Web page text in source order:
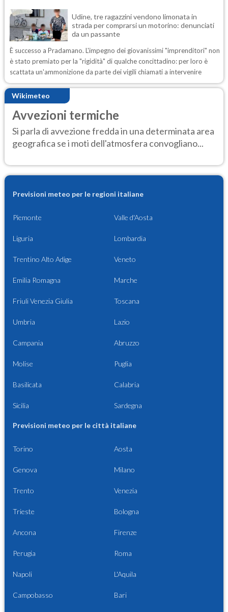
Udine, tre ragazzini vendono limonata in
strada per comprarsi un motorino: denunciati
da un passante
È successo a Pradamano. L'impegno dei giovanissimi "imprenditori" non
è stato premiato per la "rigidità" di qualche concittadino: per loro è
scattata un'ammonizione da parte dei vigili chiamati a intervenire
Wikimeteo
Avvezioni termiche
Si parla di avvezione fredda in una determinata area
geografica se i moti dell'atmosfera convogliano...
Previsioni meteo per le regioni italiane
Piemonte Valle d'Aosta
Liguria Lombardia
Trentino Alto Adige Veneto
Emilia Romagna Marche
Friuli Venezia Giulia Toscana
Umbria Lazio
Campania Abruzzo
Molise Puglia
Basilicata Calabria
Sicilia Sardegna
Previsioni meteo per le città italiane
Torino Aosta
Genova Milano
Trento Venezia
Trieste Bologna
Ancona Firenze
Perugia Roma
Napoli L'Aquila
Campobasso Bari